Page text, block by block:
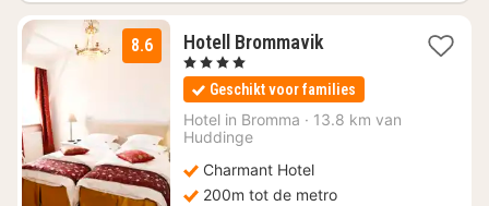
8.6 Hotell Brommavik2
vanaf
€
103,89
, 4 Sterren
Geschikt voor families
Hotel in Bromma · 13.8 km van
Huddinge
Charmant Hotel
200m tot de metro